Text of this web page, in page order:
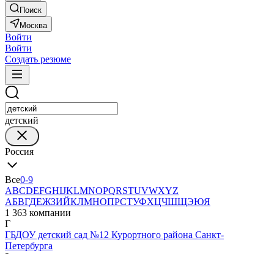
Поиск
Москва
Войти
Войти
Создать резюме
детский
Россия
Все0-9
ABCDEFGHIJKLMNOPQRSTUVWXYZ
АБВГДЕЖЗИЙКЛМНОПРСТУФХЦЧШЩЭЮЯ
1 363 компании
Г
ГБДОУ детский сад №12 Курортного района Санкт-
Петербурга